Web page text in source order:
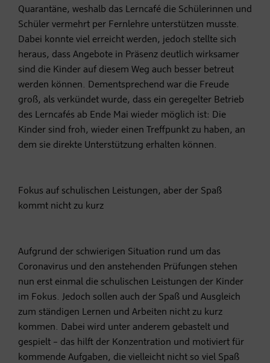
Quarantäne, weshalb das Lerncafé die Schülerinnen und
Schüler vermehrt per Fernlehre unterstützen musste.
Dabei konnte viel erreicht werden, jedoch stellte sich
heraus, dass Angebote in Präsenz deutlich wirksamer
sind die Kinder auf diesem Weg auch besser betreut
werden können. Dementsprechend war die Freude
groß, als verkündet wurde, dass ein geregelter Betrieb
des Lerncafés ab Ende Mai wieder möglich ist: Die
Kinder sind froh, wieder einen Treffpunkt zu haben, an
dem sie direkte Unterstützung erhalten können.
Fokus auf schulischen Leistungen, aber der Spaß
kommt nicht zu kurz
Aufgrund der schwierigen Situation rund um das
Coronavirus und den anstehenden Prüfungen stehen
nun erst einmal die schulischen Leistungen der Kinder
im Fokus. Jedoch sollen auch der Spaß und Ausgleich
zum ständigen Lernen und Arbeiten nicht zu kurz
kommen. Dabei wird unter anderem gebastelt und
gespielt – das hilft der Konzentration und motiviert für
kommende Aufgaben, die vielleicht nicht so viel Spaß